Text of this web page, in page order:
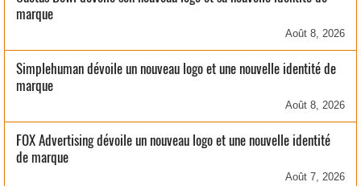
marque
Août 8, 2026
Simplehuman dévoile un nouveau logo et une nouvelle identité de
marque
Août 8, 2026
FOX Advertising dévoile un nouveau logo et une nouvelle identité
de marque
Août 7, 2026